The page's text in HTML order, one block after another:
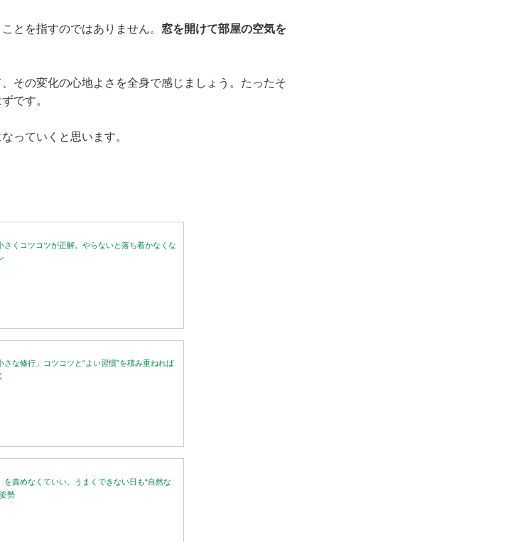
とを指すのではありません。 窓を開けて部屋の空気を
その変化の心地よさを全身で感じましょう。たったそ
です。
っていくと思います。
さくコツコツが正解。やらないと落ち着かなくな
さな修行」コツコツと“よい習慣”を積み重ねれば
を責めなくていい。うまくできない日も“自然な
勢